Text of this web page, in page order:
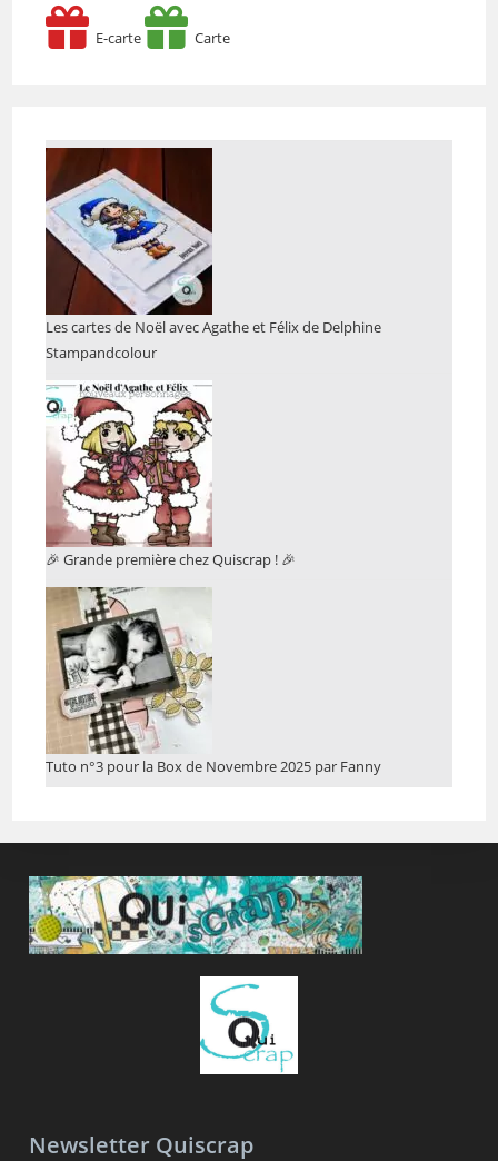
E-carte Carte
Les cartes de Noël avec Agathe et Félix de Delphine
Stampandcolour
🎉 Grande première chez Quiscrap ! 🎉
Tuto n°3 pour la Box de Novembre 2025 par Fanny
Newsletter Quiscrap